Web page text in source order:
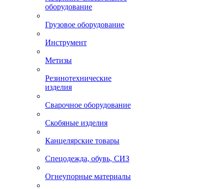
оборудование
Грузовое оборудование
Инструмент
Метизы
Резинотехнические
изделия
Сварочное оборудование
Скобяные изделия
Канцелярские товары
Спецодежда, обувь, СИЗ
Огнеупорные материалы